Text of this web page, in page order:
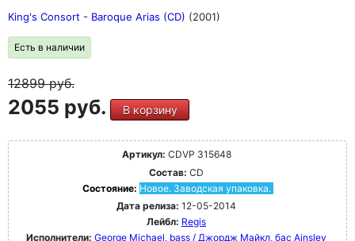
King's Consort - Baroque Arias (CD) (2001)
Есть в наличии
12899руб.
2055 руб. В корзину
Артикул: CDVP 315648
Состав: CD
Состояние: Новое. Заводская упаковка.
Дата релиза: 12-05-2014
Лейбл: Regis
Исполнители: George Michael, bass / Джордж Майкл, бас Ainsley